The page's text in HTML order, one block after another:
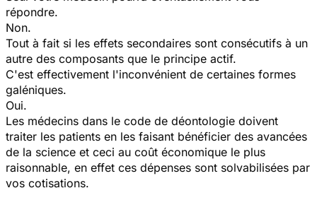
répondre.
Non.
Tout à fait si les effets secondaires sont consécutifs à un
autre des composants que le principe actif.
C'est effectivement l'inconvénient de certaines formes
galéniques.
Oui.
Les médecins dans le code de déontologie doivent
traiter les patients en les faisant bénéficier des avancées
de la science et ceci au coût économique le plus
raisonnable, en effet ces dépenses sont solvabilisées par
vos cotisations.